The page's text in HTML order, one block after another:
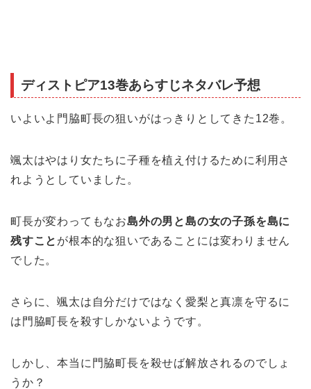
ディストピア13巻あらすじネタバレ予想
いよいよ門脇町長の狙いがはっきりとしてきた12巻。
颯太はやはり女たちに子種を植え付けるために利用さ
れようとしていました。
町長が変わってもなお島外の男と島の女の子孫を島に
残すこと が根本的な狙いであることには変わりません
でした。
さらに、颯太は自分だけではなく愛梨と真凛を守るに
は門脇町長を殺すしかないようです。
しかし、本当に門脇町長を殺せば解放されるのでしょ
うか？